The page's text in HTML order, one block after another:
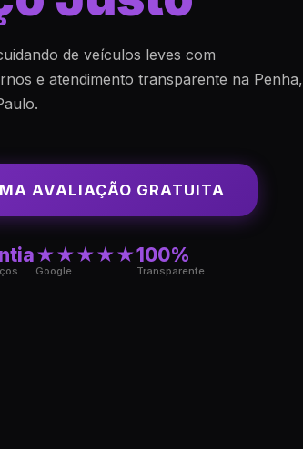
de veículos leves com
e atendimento transparente na Penha,
AVALIAÇÃO GRATUITA
★★★★★
Google
100%
Transparente